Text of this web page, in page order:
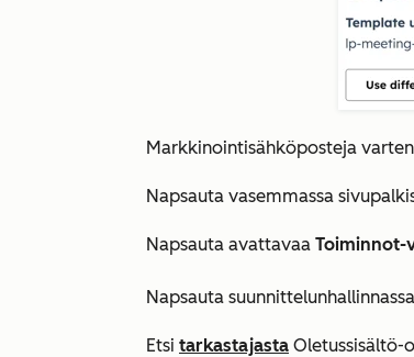
Markkinointisähköposteja varten
Napsauta vasemmassa
Napsauta avattavaa Toiminnot-
Napsauta suunnittelunhallinnassa
Etsi tarkastajasta Oletussisältö-